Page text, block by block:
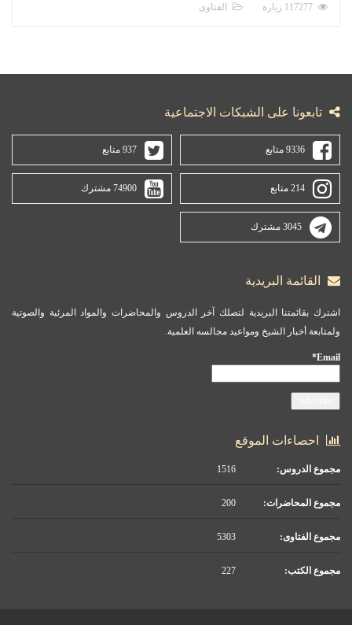
الفتاوى
تابعونا على الشبكات الاجتماعية
9336 متابع 937 متابع
214 متابع 74900 مشترك
3045 مشترك
القائمة البريدية
اشترك بقائمتنا البريدية لتصلك آخر الدروس والمحاضرات والمواد المرئية والصوتية
ولمتابعة أخبار الشيخ ومواعيد مجالسه العلمية.
Email*
احصاءات الموقع
مجموع الدروس:
مجموع المحاضرات:
مجموع الفتاوى:
مجموع الكتب: